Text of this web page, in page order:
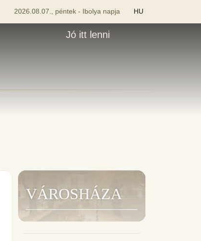
2026.08.07., péntek - Ibolya napja HU
Jó itt lenni
VÁROSHÁZA